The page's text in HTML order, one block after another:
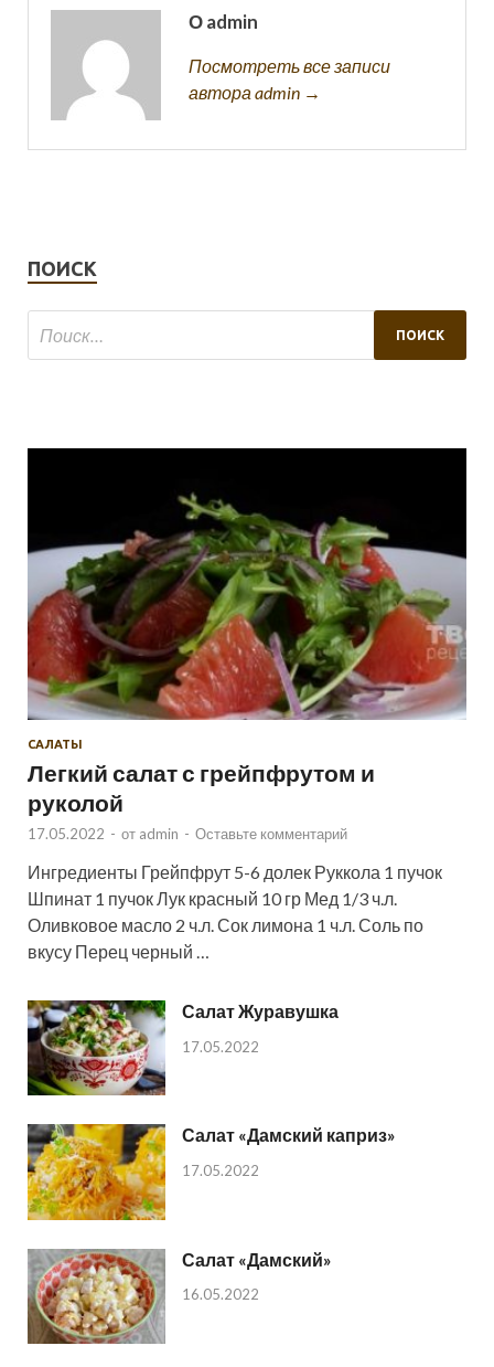
О admin
Посмотреть все записи
автора admin →
ПОИСК
САЛАТЫ
Легкий салат с грейпфрутом и
руколой
17.05.2022 - от admin - Оставьте комментарий
Ингредиенты Грейпфрут 5-6 долек Руккола 1 пучок
Шпинат 1 пучок Лук красный 10 гр Мед 1/3 ч.л.
Оливковое масло 2 ч.л. Сок лимона 1 ч.л. Соль по
вкусу Перец черный …
Салат Журавушка
17.05.2022
Салат «Дамский каприз»
17.05.2022
Салат «Дамский»
16.05.2022